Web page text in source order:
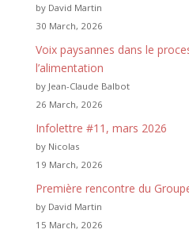
by David Martin
30 March, 2026
Voix paysannes dans le
l’alimentation
by Jean-Claude Balbot
26 March, 2026
Infolettre #11, mars 2026
by Nicolas
19 March, 2026
Première rencontre du
by David Martin
15 March, 2026